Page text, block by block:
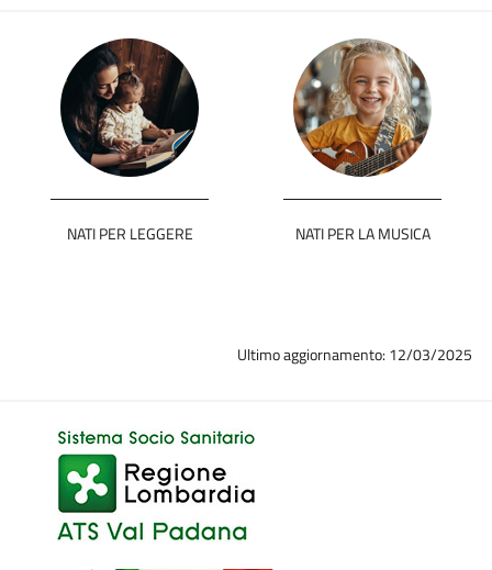
NATI PER LEGGERE NATI PER LA MUSICA
Ultimo aggiornamento: 12/03/2025